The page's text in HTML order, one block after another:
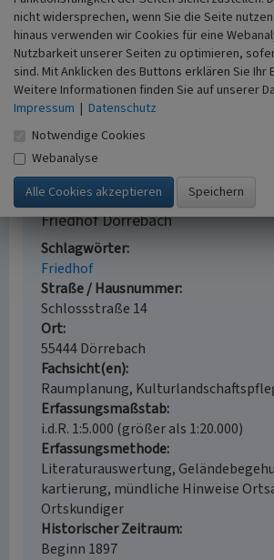
Literatur
Feil, Fridolin (2000) Dörrebacher
139-149, Dörrebach.
May, Dieter (2005) Seibersbach -
Zeugnisse und Geschichten aus alter
Seibersbach.
Friedhof Dörrebach
Schlagwörter
Friedhof
Straße / Hausnummer
Schlossstraße 14
Ort
55444 Dörrebach
Fachsicht(en)
Raumplanung,
Erfassungsmaßstab
i.d.R. 1:5.000 (größer als 1:20.000)
Erfassungsmethode
Literaturauswertung,
kartierung, mündliche Hinweise
Ortskundiger
Historischer Zeitraum
Beginn 1897
nicht widersprechen, wenn Sie die Seite
hinaus verwenden wir Cookies für eine
Nutzbarkeit unserer Seiten zu optimieren,
sind. Mit Anklicken des Buttons erklären Sie Ihr
Weitere Informationen finden Sie auf unserer
Impressum | Datenschutz
Notwendige Cookies
Webanalyse